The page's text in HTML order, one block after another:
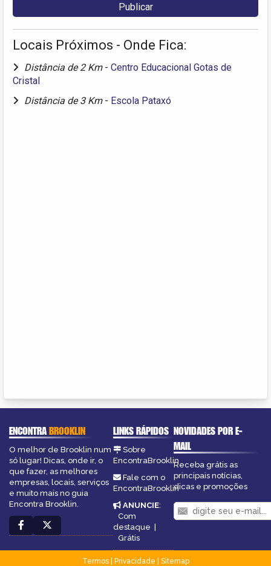
Locais Próximos - Onde Fica:
Distância de 2 Km - Centro Educacional Gotas de
Cristal
Distância de 3 Km - Escola Pataxó
ENCONTRABROOKLIN
O melhor de Brooklin num
só lugar! Dicas, onde ir, o
que fazer, as melhores
empresas, locais, serviços
e muito mais no guia
Encontra Brooklin.
LINKS RÁPIDOS
Sobre
EncontraBrooklin
Fale com o
EncontraBrooklin
ANUNCIE:
Com
destaque |
Grátis
NOVIDADES POR E-
MAIL
Receba grátis as
principais notícias,
dicas e promoções
Termos| Privacidade
Sitemap